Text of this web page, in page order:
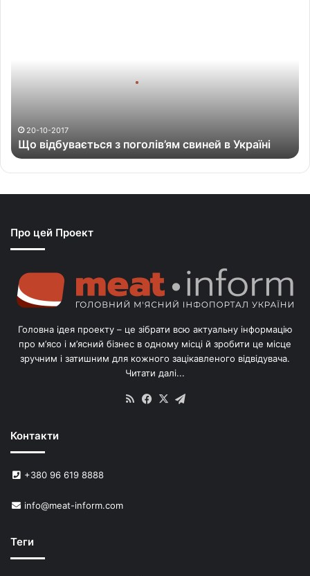
т
ь
п
о
е
й
У
р
ї
20-10-2017
Що відбувається з поголів’ям свиней в Україні
Про цей Проект
Головна ідея проекту – це зібрати всю актуальну інформацію
про м’ясо і м’ясний бізнес в одному місці й зробити це місце
зручним і затишним для кожного зацікавленого відвідувача.
Читати далі...
RSS Facebook
X
Контакти
+380 96 619 8888
info@meat-inform.com
Теги